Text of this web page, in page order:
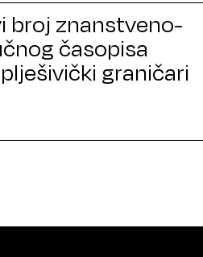
broj znanstveno-
časopisa
graničari